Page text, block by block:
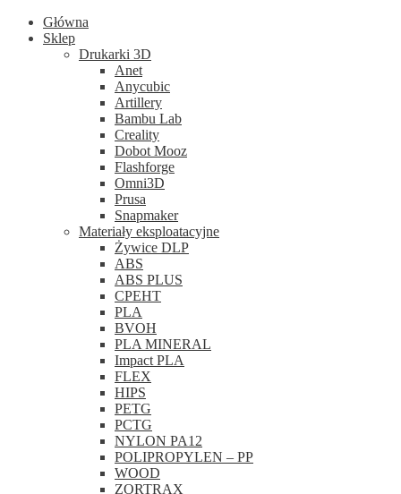
Główna
Sklep
Drukarki 3D
Anet
Anycubic
Artillery
Bambu Lab
Creality
Dobot Mooz
Flashforge
Omni3D
Prusa
Snapmaker
Materiały eksploatacyjne
Żywice DLP
ABS
ABS PLUS
CPEHT
PLA
BVOH
PLA MINERAL
Impact PLA
FLEX
HIPS
PETG
PCTG
NYLON PA12
POLIPROPYLEN – PP
WOOD
ZORTRAX